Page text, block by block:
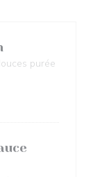
purée